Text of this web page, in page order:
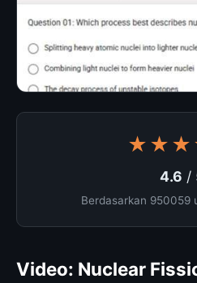
4.6 /
Berdasarkan 950059
Video: Nuclear